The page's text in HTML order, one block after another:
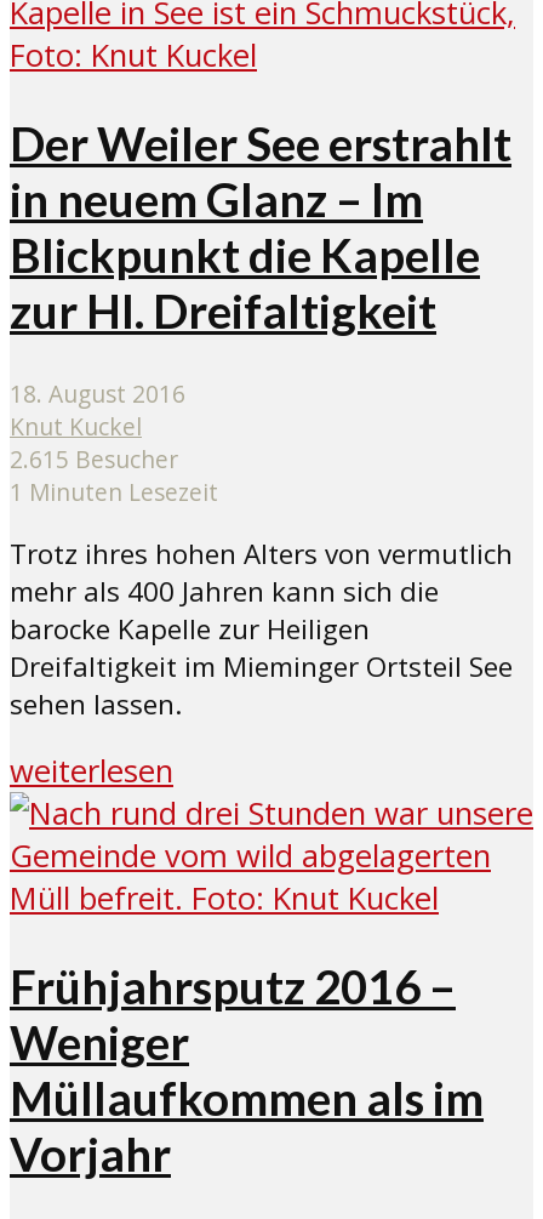
Der Weiler See erstrahlt
in neuem Glanz – Im
Blickpunkt die Kapelle
zur Hl. Dreifaltigkeit
18. August 2016
Knut Kuckel
2.615 Besucher
1 Minuten Lesezeit
Trotz ihres hohen Alters von vermutlich
mehr als 400 Jahren kann sich die
barocke Kapelle zur Heiligen
Dreifaltigkeit im Mieminger Ortsteil See
sehen lassen.
weiterlesen
Frühjahrsputz 2016 –
Weniger
Müllaufkommen als im
Vorjahr